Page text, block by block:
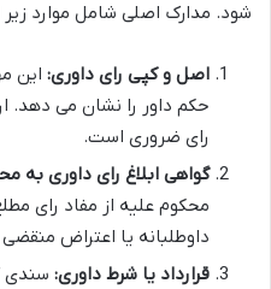
شود. مدارک اصلی شامل موارد
اصل و کپی رای داوری: این
حکم داور را نشان می دهد.
رای ضروری است.
گواهی ابلاغ رای داوری به
محکوم علیه از مفاد رای
داوطلبانه یا اعتراض
قرارداد یا شرط داوری: سندی